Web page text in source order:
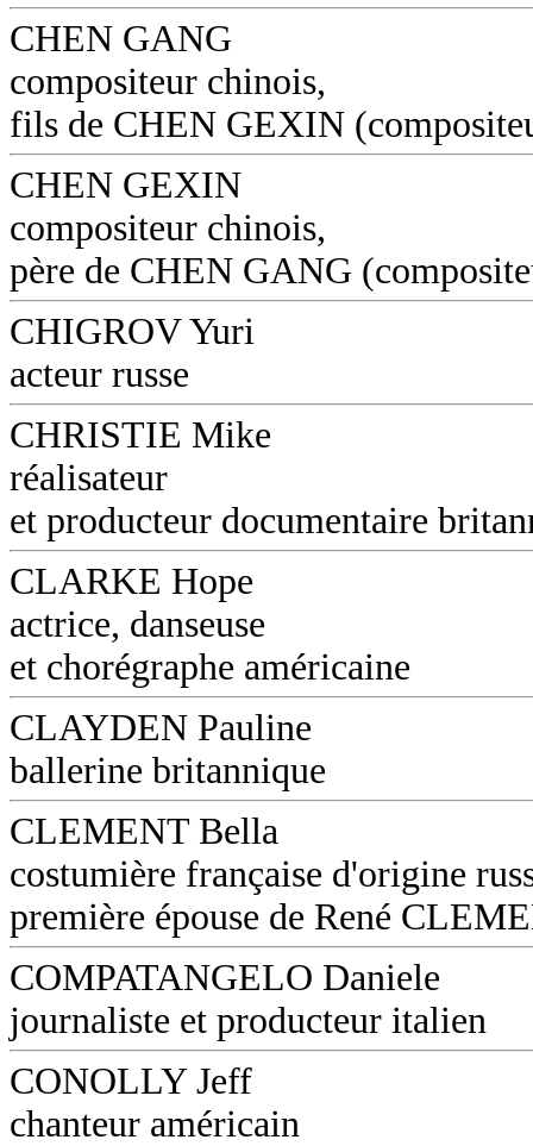
CHEN GANG
compositeur chinois,
fils de CHEN GEXIN
CHEN GEXIN
compositeur chinois,
père de CHEN GANG
CHIGROV Yuri
acteur russe
CHRISTIE Mike
réalisateur
et producteur documentaire
CLARKE Hope
actrice, danseuse
et chorégraphe américaine
CLAYDEN Pauline
ballerine britannique
CLEMENT Bella
costumière française d'origine
première épouse de René
COMPATANGELO Daniele
journaliste et producteur italien
CONOLLY Jeff
chanteur américain